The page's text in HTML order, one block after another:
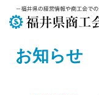
お知らせ